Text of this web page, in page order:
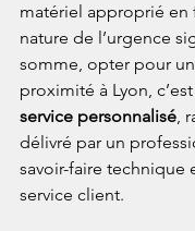
matériel approprié
nature de l’urgence
somme, opter pour
proximité à Lyon, c’est
service personnalisé,
délivré par un
savoir-faire technique
service client.